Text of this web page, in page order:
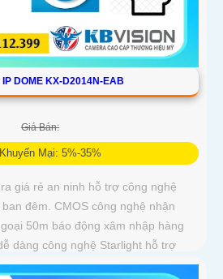
DOME KX-D2014N-EAB
Giá Bán:
Mại: 5%-35%
giá rẻ an ninh hỗ trợ công nghệ
đêm. CMOS công nghệ nhận
50m báo động xâm nhập hàng
dàng công nghệ Starlight hỗ trợ